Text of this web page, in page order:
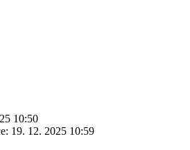
10:50
19. 12. 2025 10:59